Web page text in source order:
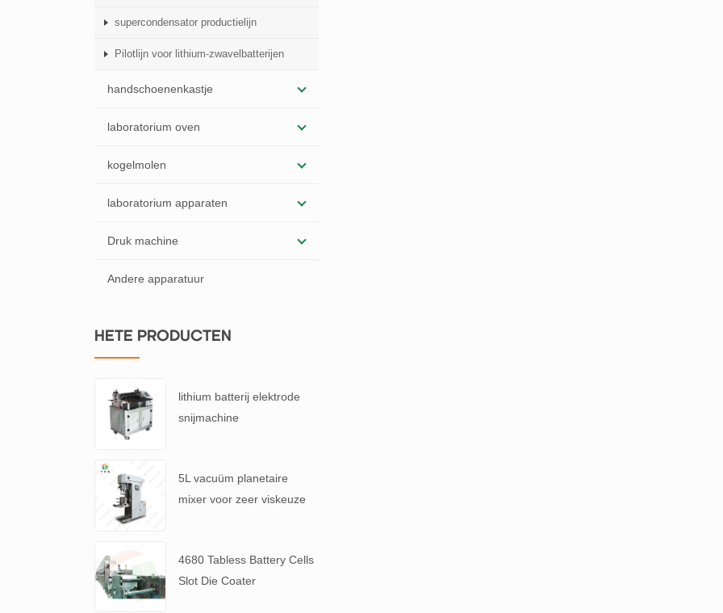
supercondensator productielijn
Pilotlijn voor lithium-zwavelbatterijen
handschoenenkastje
laboratorium oven
kogelmolen
laboratorium apparaten
Druk machine
Andere apparatuur
HETE PRODUCTEN
lithium batterij elektrode
snijmachine
5L vacuüm planetaire
mixer voor zeer viskeuze
4680 Tabless Battery Cells
Slot Die Coater